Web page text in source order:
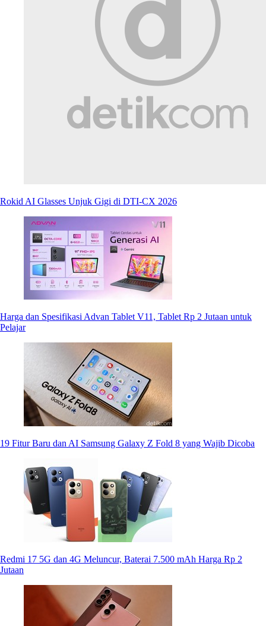
Rokid AI Glasses Unjuk Gigi di DTI-CX 2026
Harga dan Spesifikasi Advan Tablet V11, Tablet Rp 2 Jutaan untuk
Pelajar
19 Fitur Baru dan AI Samsung Galaxy Z Fold 8 yang Wajib Dicoba
Redmi 17 5G dan 4G Meluncur, Baterai 7.500 mAh Harga Rp 2
Jutaan